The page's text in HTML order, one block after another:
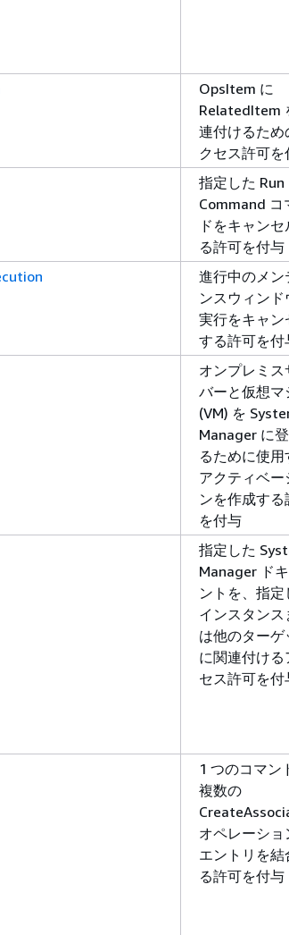
OpsItem に
RelatedItem
連付けるため
クセス許可を
指定した Run
Command コ
ドをキャンセ
る許可を付与
進行中のメン
ンスウィンド
実行をキャン
する許可を付
オンプレミス
バーと仮想マ
(VM) を
Manager に
るために使用
アクティベー
ンを作成する
を付与
指定した
Manager ド
ントを、指定
インスタンス
は他のターゲ
に関連付ける
セス許可を付
1 つのコマン
複数の
オペレーショ
エントリを結
る許可を付与